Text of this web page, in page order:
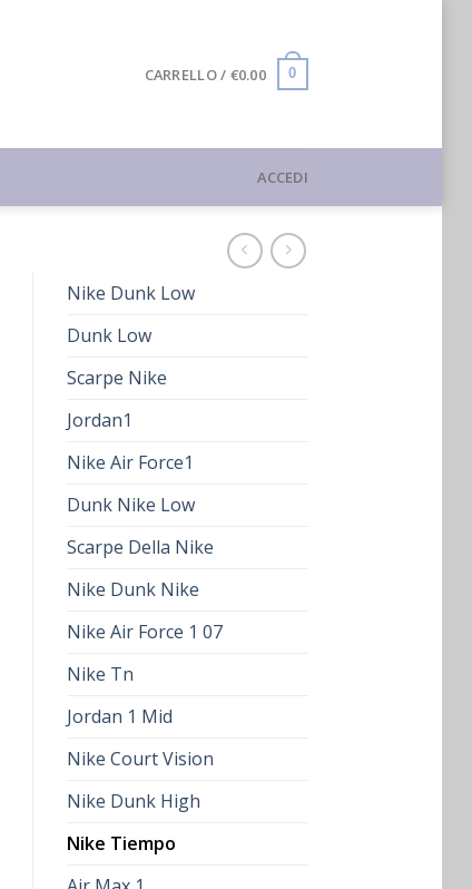
CARRELLO / €0.00 0
ACCEDI
Nike Dunk Low
Dunk Low
Scarpe Nike
Jordan1
Nike Air Force1
Dunk Nike Low
Scarpe Della Nike
Nike Dunk Nike
Nike Air Force 1 07
Nike Tn
Jordan 1 Mid
Nike Court Vision
Nike Dunk High
Nike Tiempo